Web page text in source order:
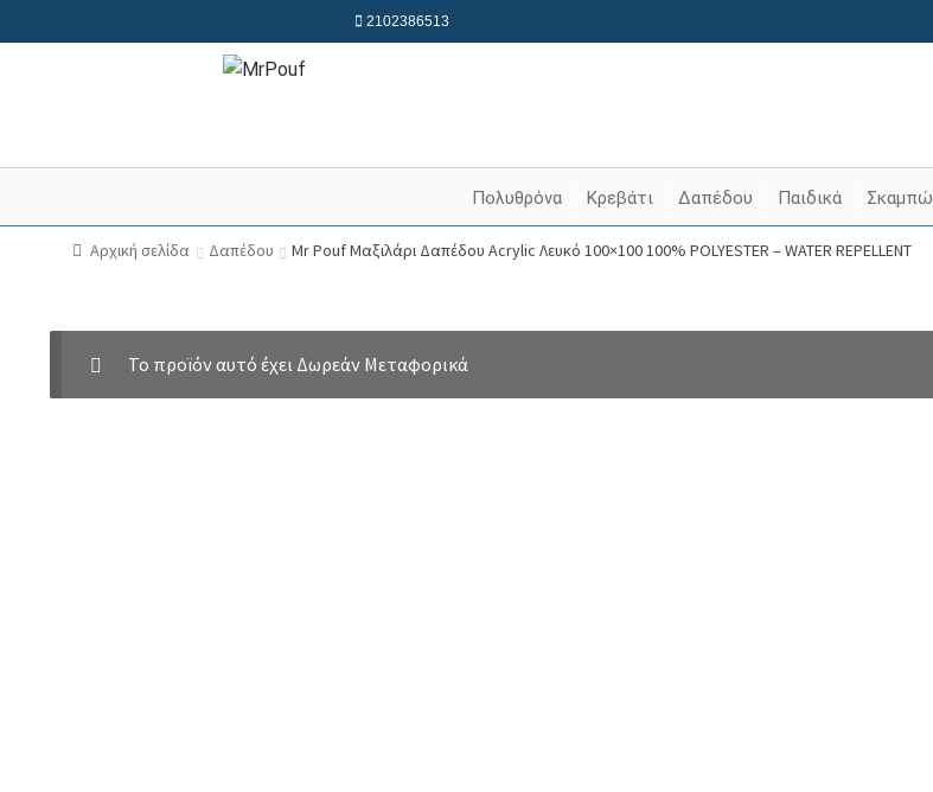
2102386513
Πολυθρόνα Κρεβάτι Δαπέδου Παιδικά Σκαμπώ
Αρχική σελίδα Δαπέδου Mr Pouf Μαξιλάρι Δαπέδου Acrylic Λευκό 100×100 100% POLYESTER – WATER REPELLENT
Το προϊόν αυτό έχει Δωρεάν Μεταφορικά